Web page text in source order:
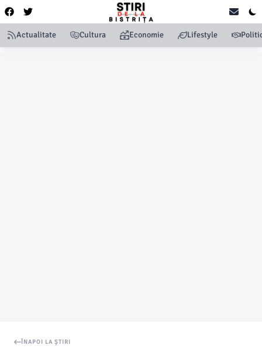
Actualitate Cultura Economie Lifestyle
ÎNAPOI LA ȘTIRI